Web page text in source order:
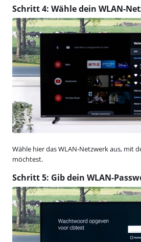
Schritt 4: Wähle dein WLAN-
Wähle hier das WLAN-Netzwerk aus, mit
möchtest.
Schritt 5: Gib dein WLAN-